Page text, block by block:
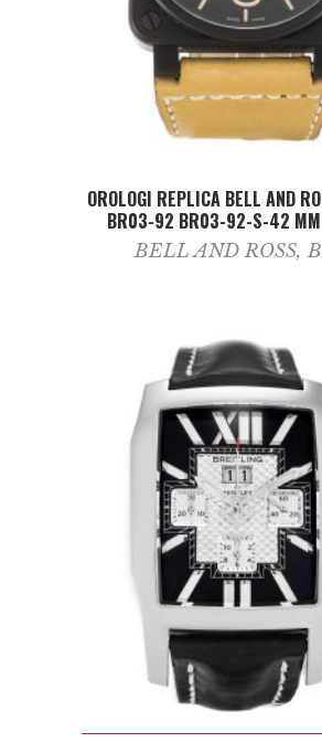
ADD TO CART
OROLOGI REPLICA BELL AND
BR03-92 BR03-92-S-42 MM
BELL AND ROSS,